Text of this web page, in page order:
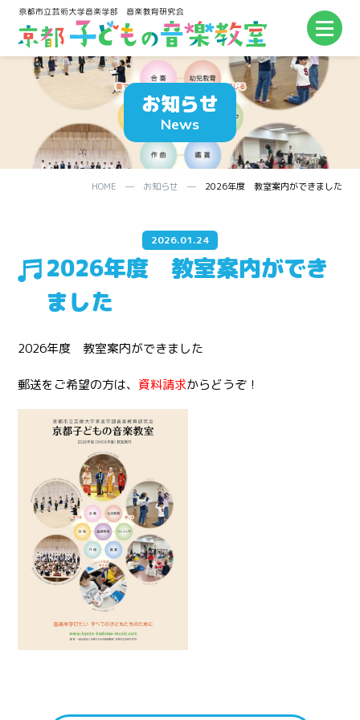
お知らせ
News
HOME ─ お知らせ ─ 2026年度 教室案内ができました
2026.01.24
2026年度 教室案内ができ
ました
2026年度 教室案内ができました
郵送をご希望の方は、 資料請求からどうぞ！